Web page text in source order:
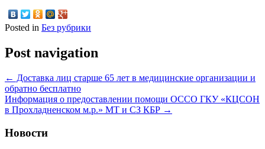
Posted in Без рубрики
Post navigation
← Доставка лиц старше 65 лет в медицинские организации и
обратно бесплатно
Информация о предоставлении помощи ОССО ГКУ «КЦСОН
в Прохладненском м.р.» МТ и СЗ КБР →
Новости